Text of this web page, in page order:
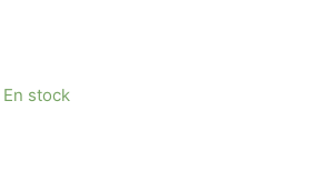
En stock